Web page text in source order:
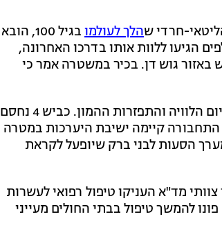
חרדי שהלך לעולמו
בגיל 100, הובא
הגיעו ללוות אותו בדרכו האחרונה,
באזור גוש דן. בכיר במשטרה אמר כי
חסימות התנועה החלו בהדרגה החל משעה 12:00 ויישארו עד סיום הלוויה והתפזרות ההמון. כביש 4 נחסם
במשרד התחבורה קיימה ישיבת היערכות במטרה
הסעות לבני ברק שיופעל לקראת
מד"א העניקו טיפול רפואי לעשרות
להמשך טיפול בבתי החולים מעייני